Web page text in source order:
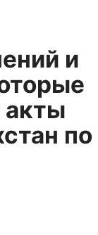
и
акты
по